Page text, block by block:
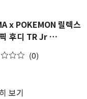
x POKEMON 릴렉스
후디 TR Jr
Graphic Hoodie
(0)
보기